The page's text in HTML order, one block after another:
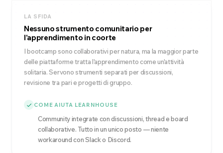
LA SFIDA
Nessuno strumento comunitario per
l'apprendimento in coorte
I bootcamp sono collaborativi per natura, ma la maggior parte
delle piattaforme tratta l'apprendimento come un'attività
solitaria. Servono strumenti separati per discussioni,
revisione tra pari e progetti di gruppo.
COME AIUTA LEARNHOUSE
Community integrate con discussioni, thread e board
collaborative. Tutto in un unico posto — niente
workaround con Slack o Discord.